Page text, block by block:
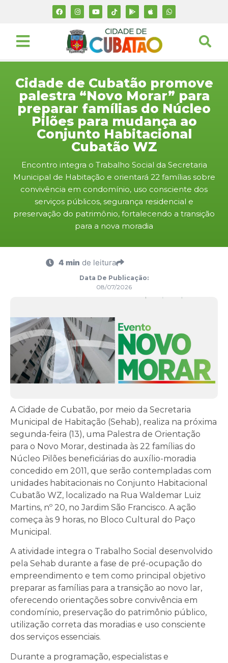
Cidade de Cubatão promove
palestra “Novo Morar” para
preparar famílias do Núcleo
Pilões para mudança ao
Conjunto Habitacional
Cubatão WZ
Encontro integra o Trabalho Social da Secretaria
Municipal de Habitação e orientará 22 famílias sobre
convivência em condomínio, uso consciente dos
serviços públicos, segurança residencial e
preservação do patrimônio, fortalecendo a transição
para a nova moradia
4 min de leitura
Data De Publicação:
08/07/2026
A Cidade de Cubatão, por meio da Secretaria
Municipal de Habitação (Sehab), realiza na próxima
segunda-feira (13), uma Palestra de Orientação
para o Novo Morar, destinada às 22 famílias do
Núcleo Pilões beneficiárias do auxílio-moradia
concedido em 2011, que serão contempladas com
unidades habitacionais no Conjunto Habitacional
Cubatão WZ, localizado na Rua Waldemar Luiz
Martins, nº 20, no Jardim São Francisco. A ação
começa às 9 horas, no Bloco Cultural do Paço
Municipal.
A atividade integra o Trabalho Social desenvolvido
pela Sehab durante a fase de pré-ocupação do
empreendimento e tem como principal objetivo
preparar as famílias para a transição ao novo lar,
oferecendo orientações sobre convivência em
condomínio, preservação do patrimônio público,
utilização correta das moradias e uso consciente
dos serviços essenciais.
Durante a programação, especialistas e